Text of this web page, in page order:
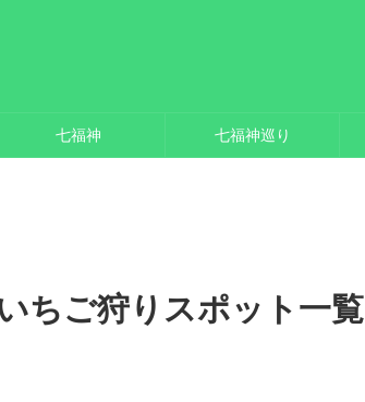
七福神 七福神巡り
ちご狩りスポット一覧